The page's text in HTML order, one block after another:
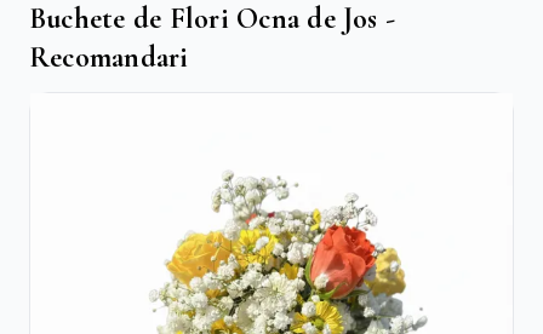
Buchete de Flori Ocna de Jos -
Recomandari